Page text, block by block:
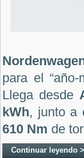
para el “año-
Llega desde
kWh, junto a
610 Nm de
Continuar leyendo